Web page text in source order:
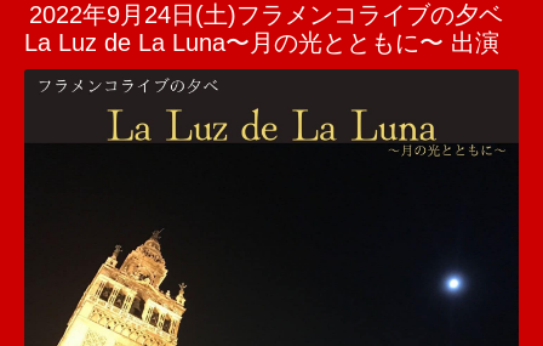
2022年9月24日(土)フラメンコライブの夕ベ
La Luz de La Luna〜月の光とともに〜 出演